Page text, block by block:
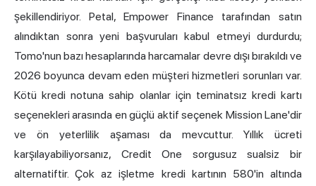
şekillendiriyor. Petal, Empower Finance tarafından satın
alındıktan sonra yeni başvuruları kabul etmeyi durdurdu;
Tomo'nun bazı hesaplarında harcamalar devre dışı bırakıldı ve
2026 boyunca devam eden müşteri hizmetleri sorunları var.
Kötü kredi notuna sahip olanlar için teminatsız kredi kartı
seçenekleri arasında en güçlü aktif seçenek Mission Lane'dir
ve ön yeterlilik aşaması da mevcuttur. Yıllık ücreti
karşılayabiliyorsanız, Credit One sorgusuz sualsiz bir
alternatiftir. Çok az işletme kredi kartının 580'in altında